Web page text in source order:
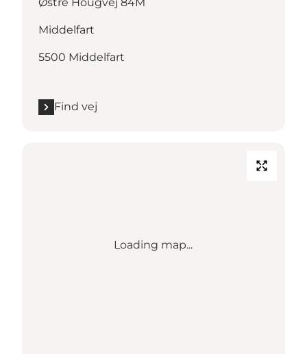
Middelfart
5500 Middelfart
Find vej
Loading map...